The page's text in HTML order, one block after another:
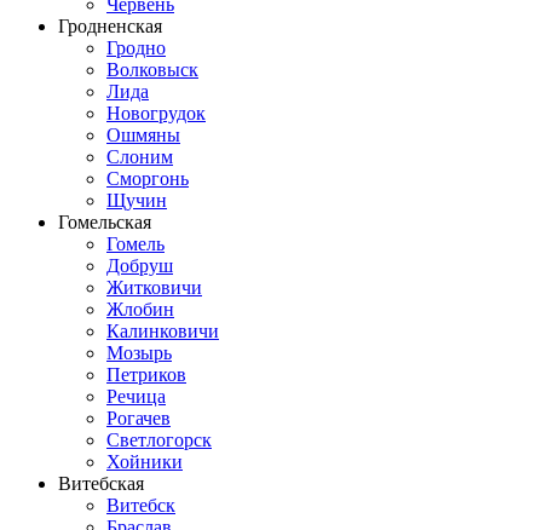
Червень
Гродненская
Гродно
Волковыск
Лида
Новогрудок
Ошмяны
Слоним
Сморгонь
Щучин
Гомельская
Гомель
Добруш
Житковичи
Жлобин
Калинковичи
Мозырь
Петриков
Речица
Рогачев
Светлогорск
Хойники
Витебская
Витебск